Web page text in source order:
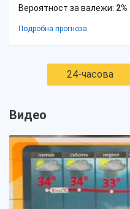
Вероятност за валежи: 2%
Подробна прогноза
24-часова
Видео